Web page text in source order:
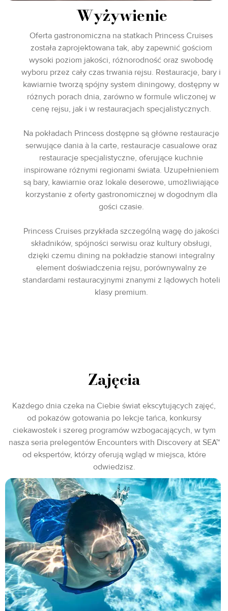
Wyżywienie
Oferta gastronomiczna na statkach Princess Cruises
została zaprojektowana tak, aby zapewnić gościom
wysoki poziom jakości, różnorodność oraz swobodę
wyboru przez cały czas trwania rejsu. Restauracje, bary i
kawiarnie tworzą spójny system diningowy, dostępny w
różnych porach dnia, zarówno w formule wliczonej w
cenę rejsu, jak i w restauracjach specjalistycznych.
Na pokładach Princess dostępne są główne restauracje
serwujące dania à la carte, restauracje casualowe oraz
restauracje specjalistyczne, oferujące kuchnie
inspirowane różnymi regionami świata. Uzupełnieniem
są bary, kawiarnie oraz lokale deserowe, umożliwiające
korzystanie z oferty gastronomicznej w dogodnym dla
gości czasie.
Princess Cruises przykłada szczególną wagę do jakości
składników, spójności serwisu oraz kultury obsługi,
dzięki czemu dining na pokładzie stanowi integralny
element doświadczenia rejsu, porównywalny ze
standardami restauracyjnymi znanymi z lądowych hoteli
klasy premium.
Zajęcia
Każdego dnia czeka na Ciebie świat ekscytujących zajęć,
od pokazów gotowania po lekcje tańca, konkursy
ciekawostek i szereg programów wzbogacających, w tym
nasza seria prelegentów Encounters with Discovery at SEA™
od ekspertów, którzy oferują wgląd w miejsca, które
odwiedzisz.